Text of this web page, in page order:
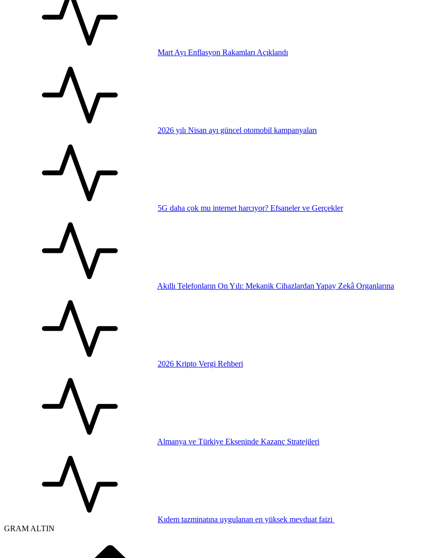
Mart Ayı Enflasyon Rakamları Açıklandı
2026 yılı Nisan ayı güncel otomobil kampanyaları
5G daha çok mu internet harcıyor? Efsaneler ve Gerçekler
Akıllı Telefonların On Yılı: Mekanik Cihazlardan Yapay Zekâ Organlarına
2026 Kripto Vergi Rehberi
Almanya ve Türkiye Ekseninde Kazanç Stratejileri
Kıdem tazminatına uygulanan en yüksek mevduat faizi
GRAM ALTIN